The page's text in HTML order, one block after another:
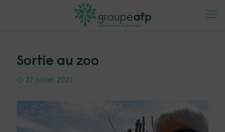
Sortie au zoo
27 juillet 2021